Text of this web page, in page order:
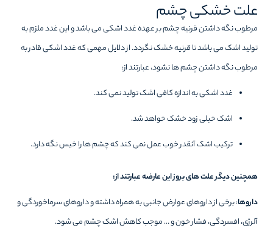
علت خشکی چشم
مرطوب نگه داشتن قرنیه چشم بر عهده غدد اشکی می باشد و این غدد ملزم به
تولید اشک می باشد تا قرنیه خشک نگردد. از دلایل مهمی که غدد اشکی قادر به
مرطوب نگه داشتن چشم ها نشود، عبارتند از:
غدد اشکی به اندازه کافی اشک تولید نمی کند.
اشک خیلی زود خشک خواهد شد.
ترکیب اشک آنقدر خوب عمل نمی کند که چشم ها را خیس نگه دارد.
همچنین دیگر علت های بروز این عارضه عبارتند از:
داروها: برخی از داروهای عوارض جانبی به همراه داشته و داروهای سرماخوردگی و
آلرژی، افسردگی، فشار خون و … موجب کاهش اشک چشم می شود.